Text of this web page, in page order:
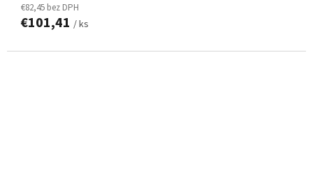
€82,45 bez DPH
€101,41 / ks